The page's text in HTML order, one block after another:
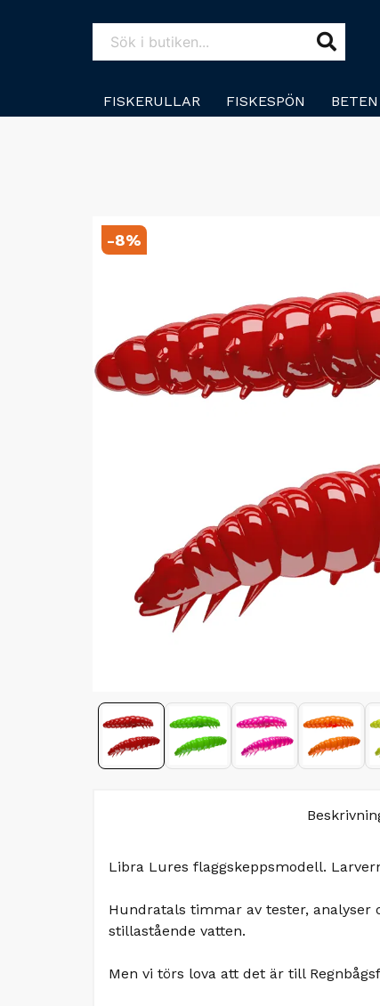
FISKERULLAR FISKESPÖN BETEN
-8%
Libra Lures flaggskeppsmodell.
Hundratals timmar av tester,
stillastående vatten.
Men vi törs lova att det är till